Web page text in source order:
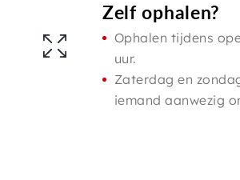
Zelf ophalen?
Ophalen tijdens
uur.
Zaterdag en
iemand aanwezig